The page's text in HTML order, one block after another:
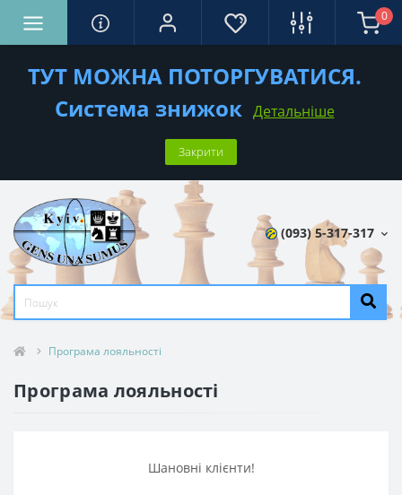
ТУТ МОЖНА ПОТОРГУВАТИСЯ.
Система знижок Детальніше
Закрити
0
(093) 5-317-317
Програма лояльності
Програма лояльності
Шановні клієнти!